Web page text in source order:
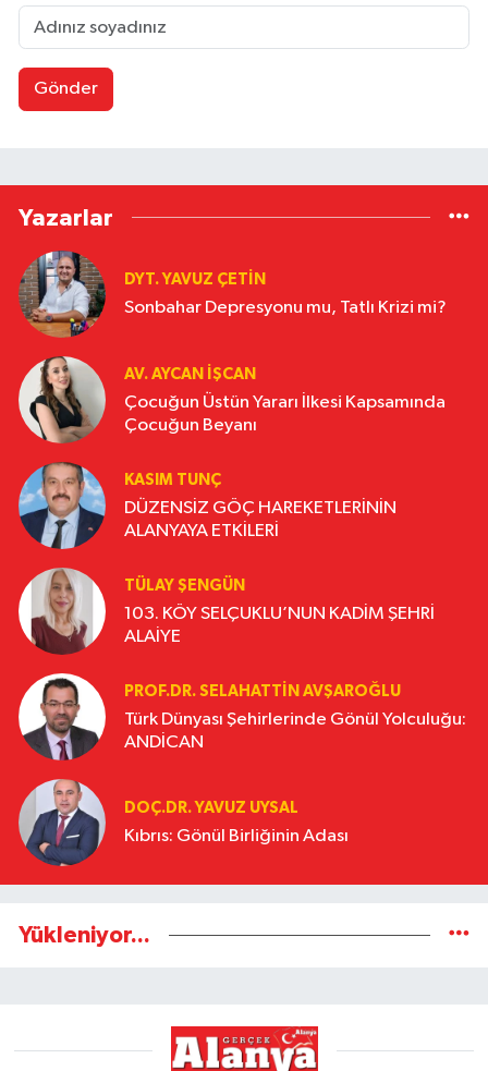
Gönder
Yazarlar
DYT. YAVUZ ÇETİN
Sonbahar Depresyonu mu, Tatlı Krizi mi?
AV. AYCAN İŞCAN
Çocuğun Üstün Yararı İlkesi Kapsamında
Çocuğun Beyanı
KASIM TUNÇ
DÜZENSİZ GÖÇ HAREKETLERİNİN
ALANYAYA ETKİLERİ
TÜLAY ŞENGÜN
103. KÖY SELÇUKLU’NUN KADİM ŞEHRİ
ALAİYE
PROF.DR. SELAHATTIN AVŞAROĞLU
Türk Dünyası Şehirlerinde Gönül Yolculuğu:
ANDİCAN
DOÇ.DR. YAVUZ UYSAL
Kıbrıs: Gönül Birliğinin Adası
Yükleniyor...